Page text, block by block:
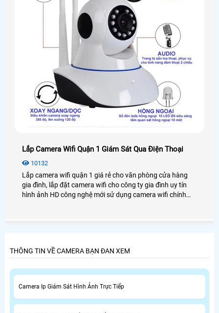
Lắp Camera Wifi Quận 1 Giám Sát Qua Điện Thoại
10132
Lắp camera wifi quận 1 giá rẻ cho văn phòng cửa hàng
gia đình, lắp đặt camera wifi cho công ty gia đình uy tín
hình ảnh HD công nghệ mới sử dụng camera wifi chính
THÔNG TIN VỀ CAMERA BẠN ĐAN XEM
Camera Ip Giám Sát Hình Ảnh Trực Tiếp